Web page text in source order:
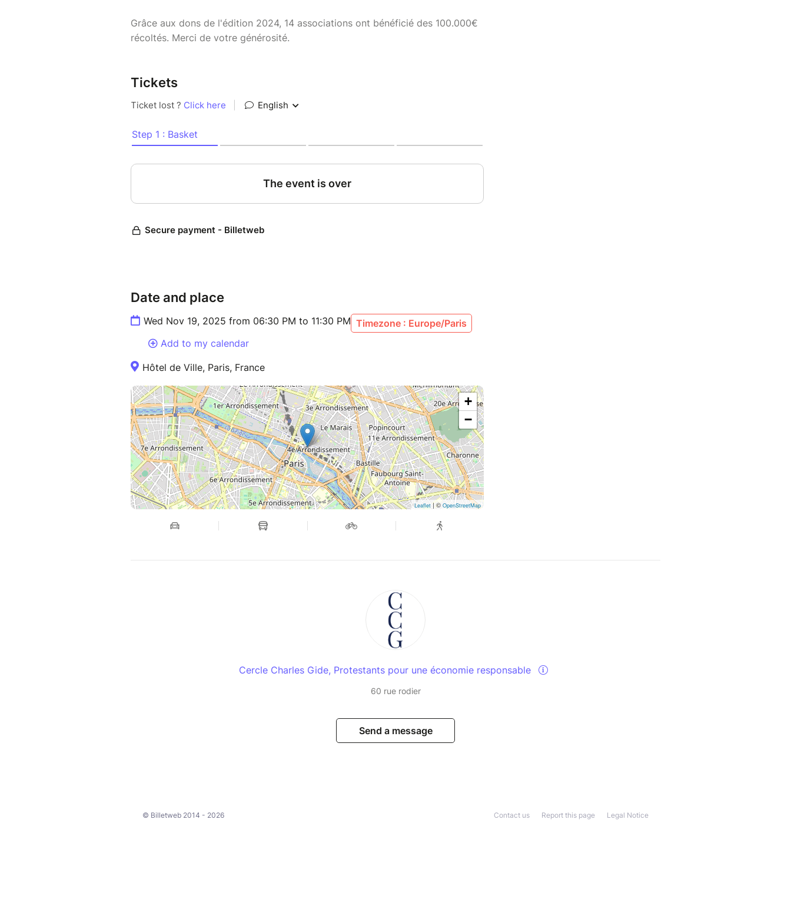
Grâce aux dons de l'édition 2024, 14 associations ont bénéficié des 100.000€
récoltés. Merci de votre générosité.
Tickets
Date and place
Wed Nov 19, 2025 from 06:30 PM to 11:30 PM Timezone : Europe/Paris
Add to my calendar
Hôtel de Ville, Paris, France
+
−
Leaflet| © OpenStreetMap
Cercle Charles Gide, Protestants pour une économie responsable
60 rue rodier
Send a message
© Billetweb 2014 - 2026 Legal Notice
Report this page
Contact us